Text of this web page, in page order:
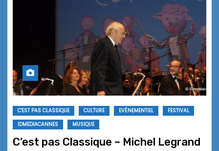
C'EST PAS CLASSIQUE CULTURE EVÉNEMENTIEL
FESTIVAL
IDMEDIACANNES
MUSIQUE
C’est pas Classique – Michel Legrand